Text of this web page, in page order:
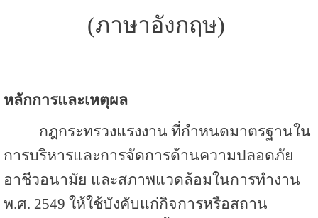
(ภาษาอังกฤษ)
หลักการและเหตุผล
กฎกระทรวงแรงงาน ที่กำหนดมาตรฐานใน
การบริหารและการจัดการด้านความปลอดภัย
อาชีวอนามัย และสภาพแวดล้อมในการทำงาน
พ.ศ. 2549 ให้ใช้บังคับแก่กิจการหรือสถาน